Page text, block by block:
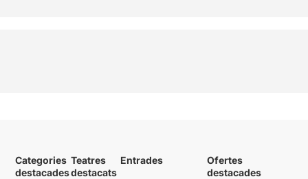
Categories
destacades
Teatres
destacats
Entrades
Ofertes
destacades